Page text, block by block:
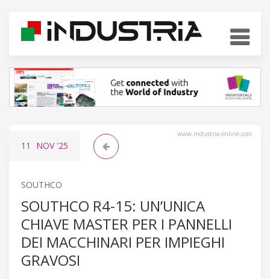
www.industria-online.com
11 NOV'25
SOUTHCO
SOUTHCO R4-15: UN’UNICA
CHIAVE MASTER PER I PANNELLI
DEI MACCHINARI PER IMPIEGHI
GRAVOSI